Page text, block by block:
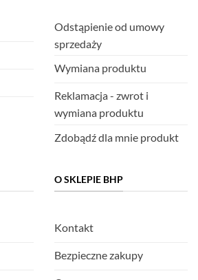
Odstąpienie od umowy
sprzedaży
Wymiana produktu
Reklamacja - zwrot i
wymiana produktu
Zdobądź dla mnie produkt
O SKLEPIE BHP
Kontakt
Bezpieczne zakupy